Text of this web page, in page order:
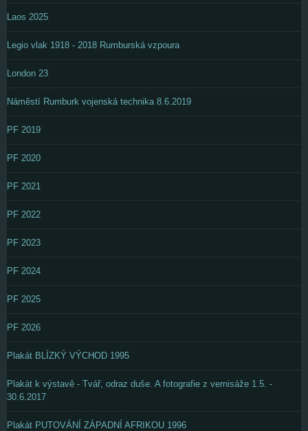
Laos 2025
Legio vlak 1918 - 2018 Rumburská vzpoura
London 23
Náměstí Rumburk vojenská technika 8.6.2019
PF 2019
PF 2020
PF 2021
PF 2022
PF 2023
PF 2024
PF 2025
PF 2026
Plakát BLÍZKÝ VÝCHOD 1995
Plakát k výstavě - Tvář, odraz duše. A fotografie z vernisáže 1.5. -
30.6.2017
Plakát PUTOVÁNÍ ZÁPADNÍ AFRIKOU 1996